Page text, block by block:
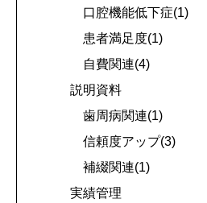
口腔機能低下症(1)
患者満足度(1)
自費関連(4)
説明資料
歯周病関連(1)
信頼度アップ(3)
補綴関連(1)
実績管理